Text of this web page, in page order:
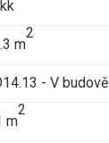
m
2
- V budově
m
2